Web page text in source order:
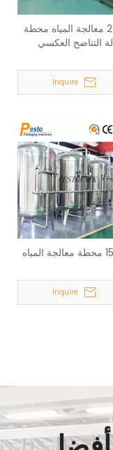
2T/H معالجة المياه محطة
التناضح العكسي
Inquire
Inquire